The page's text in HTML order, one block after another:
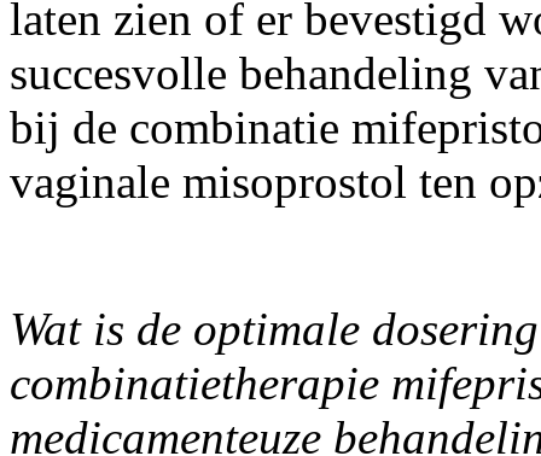
laten zien of er bevestigd
succesvolle behandeling
bij de combinatie
vaginale misoprostol ten
Wat is de optimale
combinatietherapie
medicamenteuze